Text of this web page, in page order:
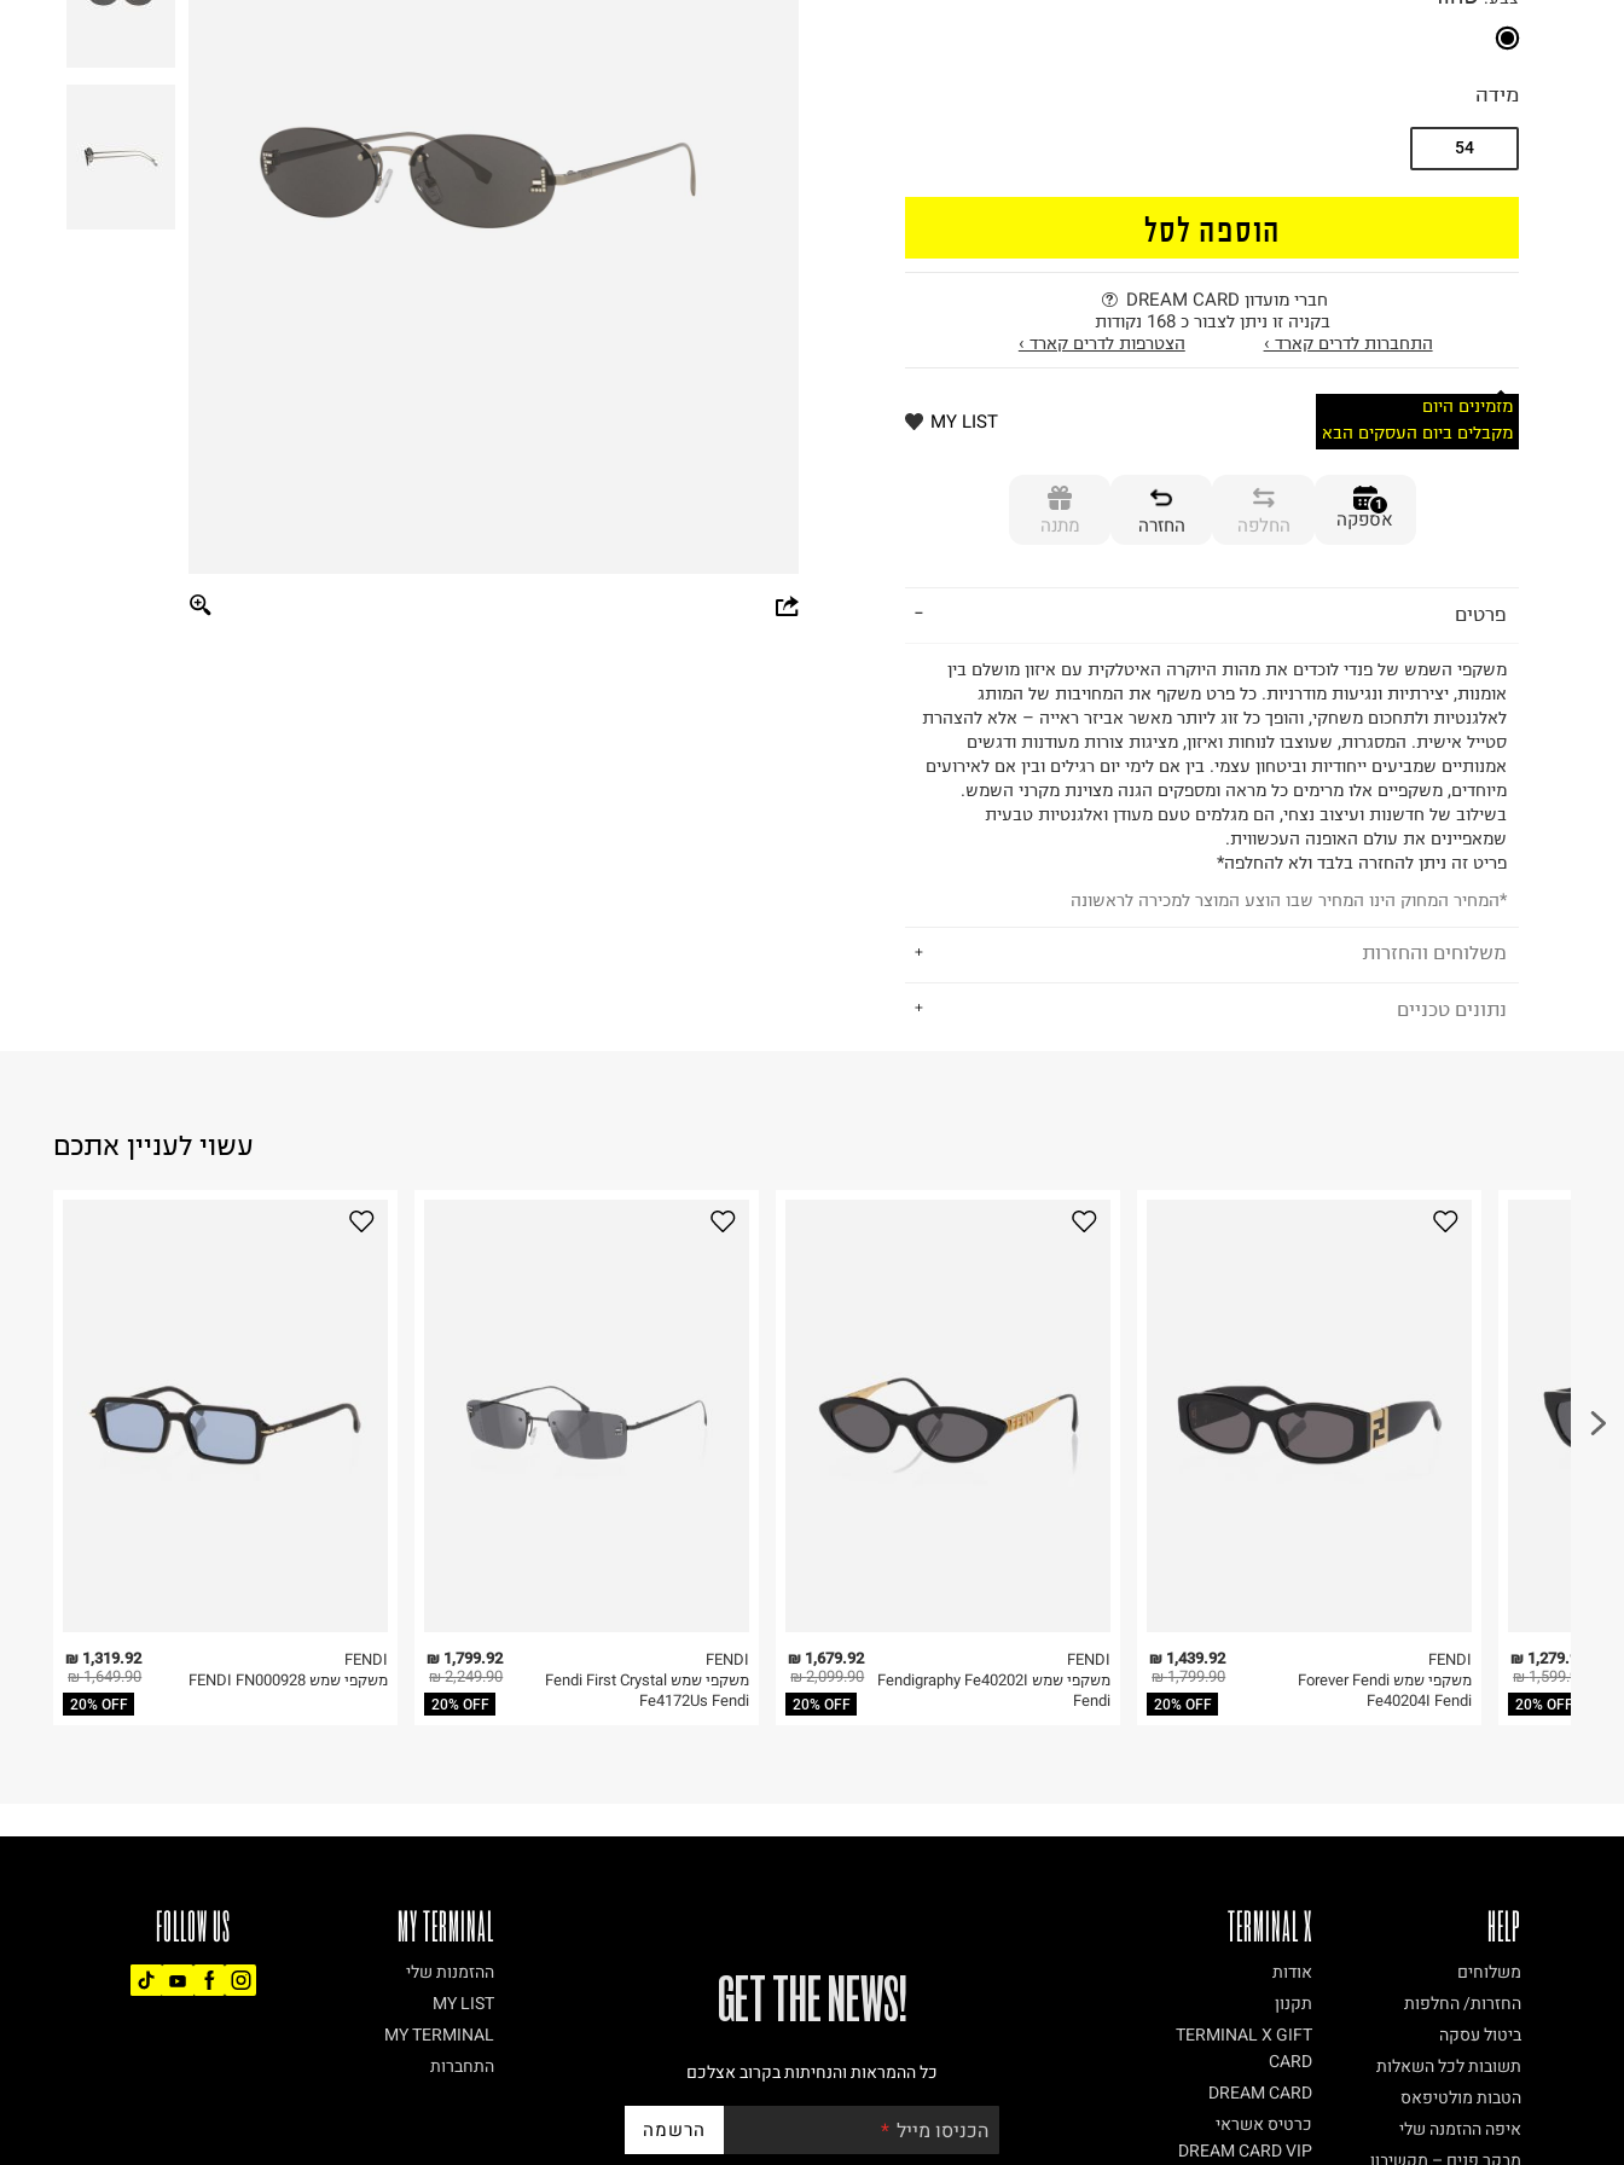
מידה
54
הוספה לסל
חברי מועדון DREAM CARD
בקניה זו ניתן לצבור כ 168 נקודות
התחברות לדרים קארד ›
הצטרפות לדרים קארד ›
מזמינים היום
מקבלים ביום העסקים הבא
MY LIST
1
אספקה החלפה החזרה מתנה
פרטים
משקפי השמש של פנדי לוכדים את מהות היוקרה האיטלקית עם איזון מושלם בין
אומנות, יצירתיות ונגיעות מודרניות. כל פרט משקף את המחויבות של המותג
לאלגנטיות ולתחכום משחקי, והופך כל זוג ליותר מאשר אביזר ראייה – אלא להצהרת
סטייל אישית. המסגרות, שעוצבו לנוחות ואיזון, מציגות צורות מעודנות ודגשים
אמנותיים שמביעים ייחודיות וביטחון עצמי. בין אם לימי יום רגילים ובין אם לאירועים
מיוחדים, משקפיים אלו מרימים כל מראה ומספקים הגנה מצוינת מקרני השמש.
בשילוב של חדשנות ועיצוב נצחי, הם מגלמים טעם מעודן ואלגנטיות טבעית
שמאפיינים את עולם האופנה העכשווית.
פריט זה ניתן להחזרה בלבד ולא להחלפה*
*המחיר המחוק הינו המחיר שבו הוצע המוצר למכירה לראשונה
משלוחים והחזרות
לבחירת בשיטת המשלוח המתאימה לכם,
לפני החזרת החבילה, חשוב להדביק את מדבקת הגוביינא על גבי החבילה
נתונים טכניים
בית פוקס-רח' החרמון
עשוי לעניין אתכם
1,319.92 ₪
1,649.90 ₪
20% OFF
FENDI
משקפי שמש FENDI FN000928
1,799.92 ₪
2,249.90 ₪
20% OFF
FENDI
משקפי שמש Fendi First Crystal
Fe4172Us Fendi
1,679.92 ₪
2,099.90 ₪
20% OFF
FENDI
משקפי שמש Fendigraphy Fe40202I
Fendi
1,439.92 ₪
1,799.90 ₪
20% OFF
FENDI
משקפי שמש Forever Fendi
Fe40204I Fendi
1,279.92 ₪
1,599.90 ₪
20% OFF
FOLLOW US MY TERMINAL
ההזמנות שלי
MY LIST
MY TERMINAL
התחברות
!GET THE NEWS
כל ההמראות והנחיתות בקרוב אצלכם
הכניסו מייל הרשמה
TERMINAL X
אודות
תקנון
TERMINAL X GIFT
CARD
DREAM CARD
כרטיס אשראי
DREAM CARD VIP
HELP
משלוחים
החזרות/ החלפות
ביטול עסקה
תשובות לכל השאלות
הטבות מולטיפאס
איפה ההזמנה שלי